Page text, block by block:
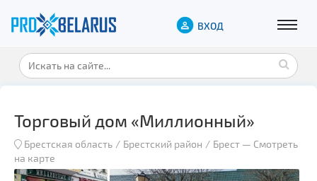
ВХОД
Торговый дом «Миллионный»
Брестская область Брестский район Брест — Смотреть
на карте